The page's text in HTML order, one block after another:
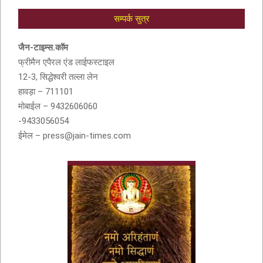
आदरणीय सुशीला देवी बांठिया (SUSHILA DEVI
सम्पर्क सुत्र
जैन-टाइम्स.कॉम
फ्रीमैन एपैरल एंड लाईफस्टाइल
12-3, सिद्धेश्वरी तल्ला लेन
हावड़ा – 711101
मोबाईल – 9432606060
-9433056054
ईमेल – press@jain-times.com